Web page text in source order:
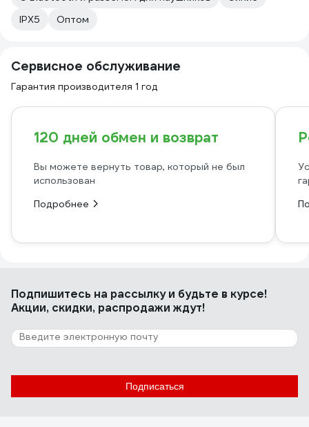
IPX5
Оптом
Сервисное обслуживание
Гарантия производителя 1 год
120 дней обмен и возврат
Вы можете вернуть товар, который не был
использован
Подробнее
Подпишитесь на рассылкуи будьте в курсе!
Акции, скидки, распродажи ждут!
Подписаться